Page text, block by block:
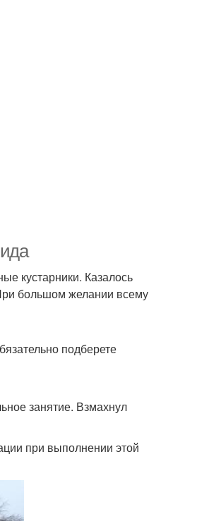
кустарники. Казалось
большом желании всему
подберете
занятие. Взмахнул
при выполнении этой